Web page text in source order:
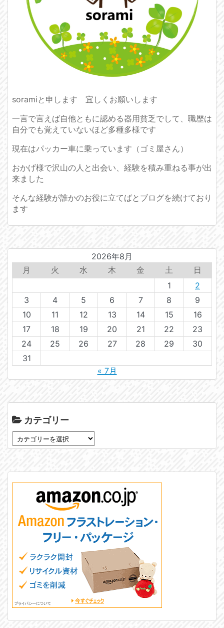
soramiと申します 宜しくお願いします
一言で言えば自他ともに認める器用貧乏でして、職歴は
自分でも覚えていないほど多種多様です
現在はパッカー車に乗っています（ゴミ屋さん）
おかげ様で沢山の人と出会い、経験を積み重ねる事が出
来ました
そんな経験が誰かのお役に立てばとブログを続けており
ます
2026年8月
月
火 水 木 金 土
日
1
2
3
4 5 6 7 8
9
10
11 12 13 14 15
16
17
18 19 20 21 22
23
24
25 26 27 28 29
30
31
« 7月
カテゴリー